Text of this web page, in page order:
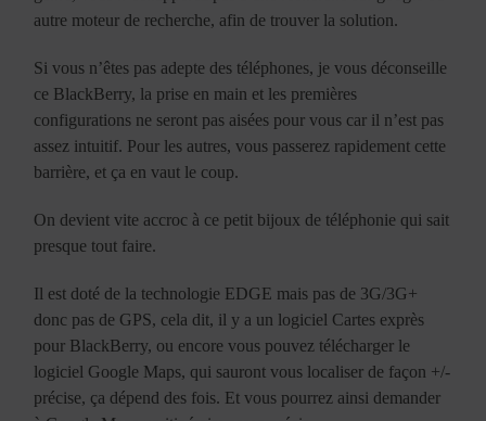
autre moteur de recherche, afin de trouver la solution.
Si vous n’êtes pas adepte des téléphones, je vous déconseille
ce BlackBerry, la prise en main et les premières
configurations ne seront pas aisées pour vous car il n’est pas
assez intuitif. Pour les autres, vous passerez rapidement cette
barrière, et ça en vaut le coup.
On devient vite accroc à ce petit bijoux de téléphonie qui sait
presque tout faire.
Il est doté de la technologie EDGE mais pas de 3G/3G+
donc pas de GPS, cela dit, il y a un logiciel Cartes exprès
pour BlackBerry, ou encore vous pouvez télécharger le
logiciel Google Maps, qui sauront vous localiser de façon +/-
précise, ça dépend des fois. Et vous pourrez ainsi demander